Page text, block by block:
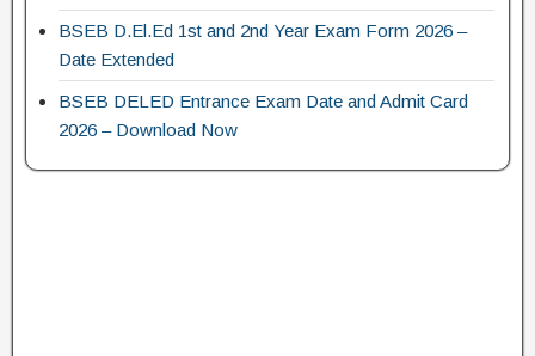
BSEB D.El.Ed 1st and 2nd Year Exam Form 2026 –
Date Extended
BSEB DELED Entrance Exam Date and Admit Card
2026 – Download Now